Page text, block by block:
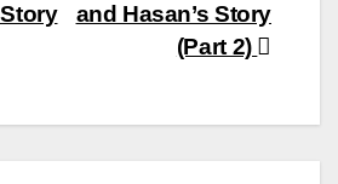
and Hasan’s Story
(Part 2)